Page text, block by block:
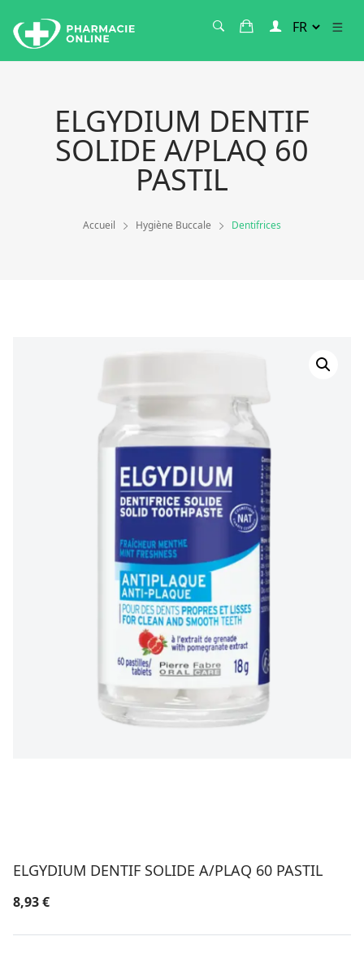
ELGYDIUM DENTIF
SOLIDE A/PLAQ 60
PASTIL
Accueil Hygiène Buccale Dentifrices
ELGYDIUM DENTIF SOLIDE A/PLAQ 60 PASTIL
8,93€